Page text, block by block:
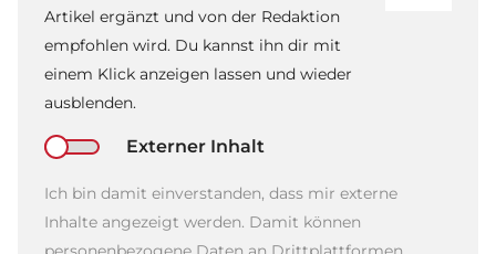
Artikel ergänzt und von der Redaktion
empfohlen wird. Du kannst ihn dir mit
einem Klick anzeigen lassen und wieder
ausblenden.
Externer Inhalt
Ich bin damit einverstanden, dass mir externe
Inhalte angezeigt werden. Damit können